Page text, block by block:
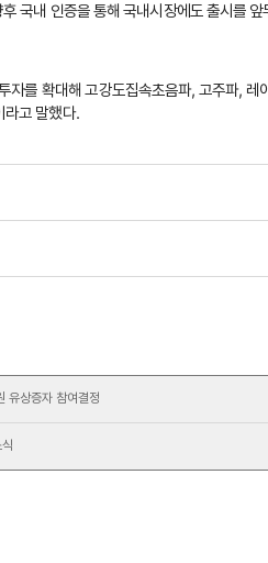
국내 인증을 통해 국내시장에도 출시를 앞
를 확대해 고강도집속초음파, 고주파,
라고 말했다.
유상증자 참여결정